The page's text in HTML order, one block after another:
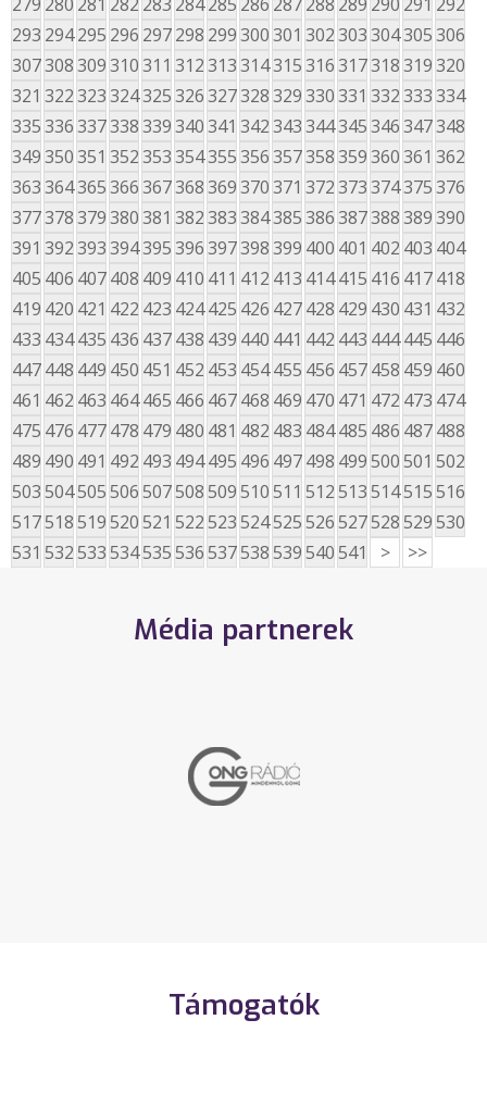
293 294295 296 297298 299300301 302303304305306
307308309310311 312313314315316317318319320
321 322323324325326327328329330331 332333334
335336337338339340341 342343344345346347348
349350351 352353354355356357358359360361 362
363364365366367368369370371 372373374375376
377378379380381 382383384385386387388389390
391 392393394395396397398399 400 401 402 403 404
405 406 407408 409 410 411 412 413 414415 416 417418
419 420 421 422 423 424425 426 427428 429 430 431 432
433 434435 436 437438 439 440 441 442 443 444445 446
447448 449 450 451 452 453 454455 456 457458 459 460
461 462 463 464465 466 467468 469 470 471 472 473 474
475 476 477478 479 480 481 482 483 484485 486 487488
489 490 491 492 493 494495 496 497498 499500501 502
503504505506507508509510511 512513514515516
517518519520521 522523524525526527528529530
531 532533534535536537538539540541 > >>
Média partnerek
Támogatók